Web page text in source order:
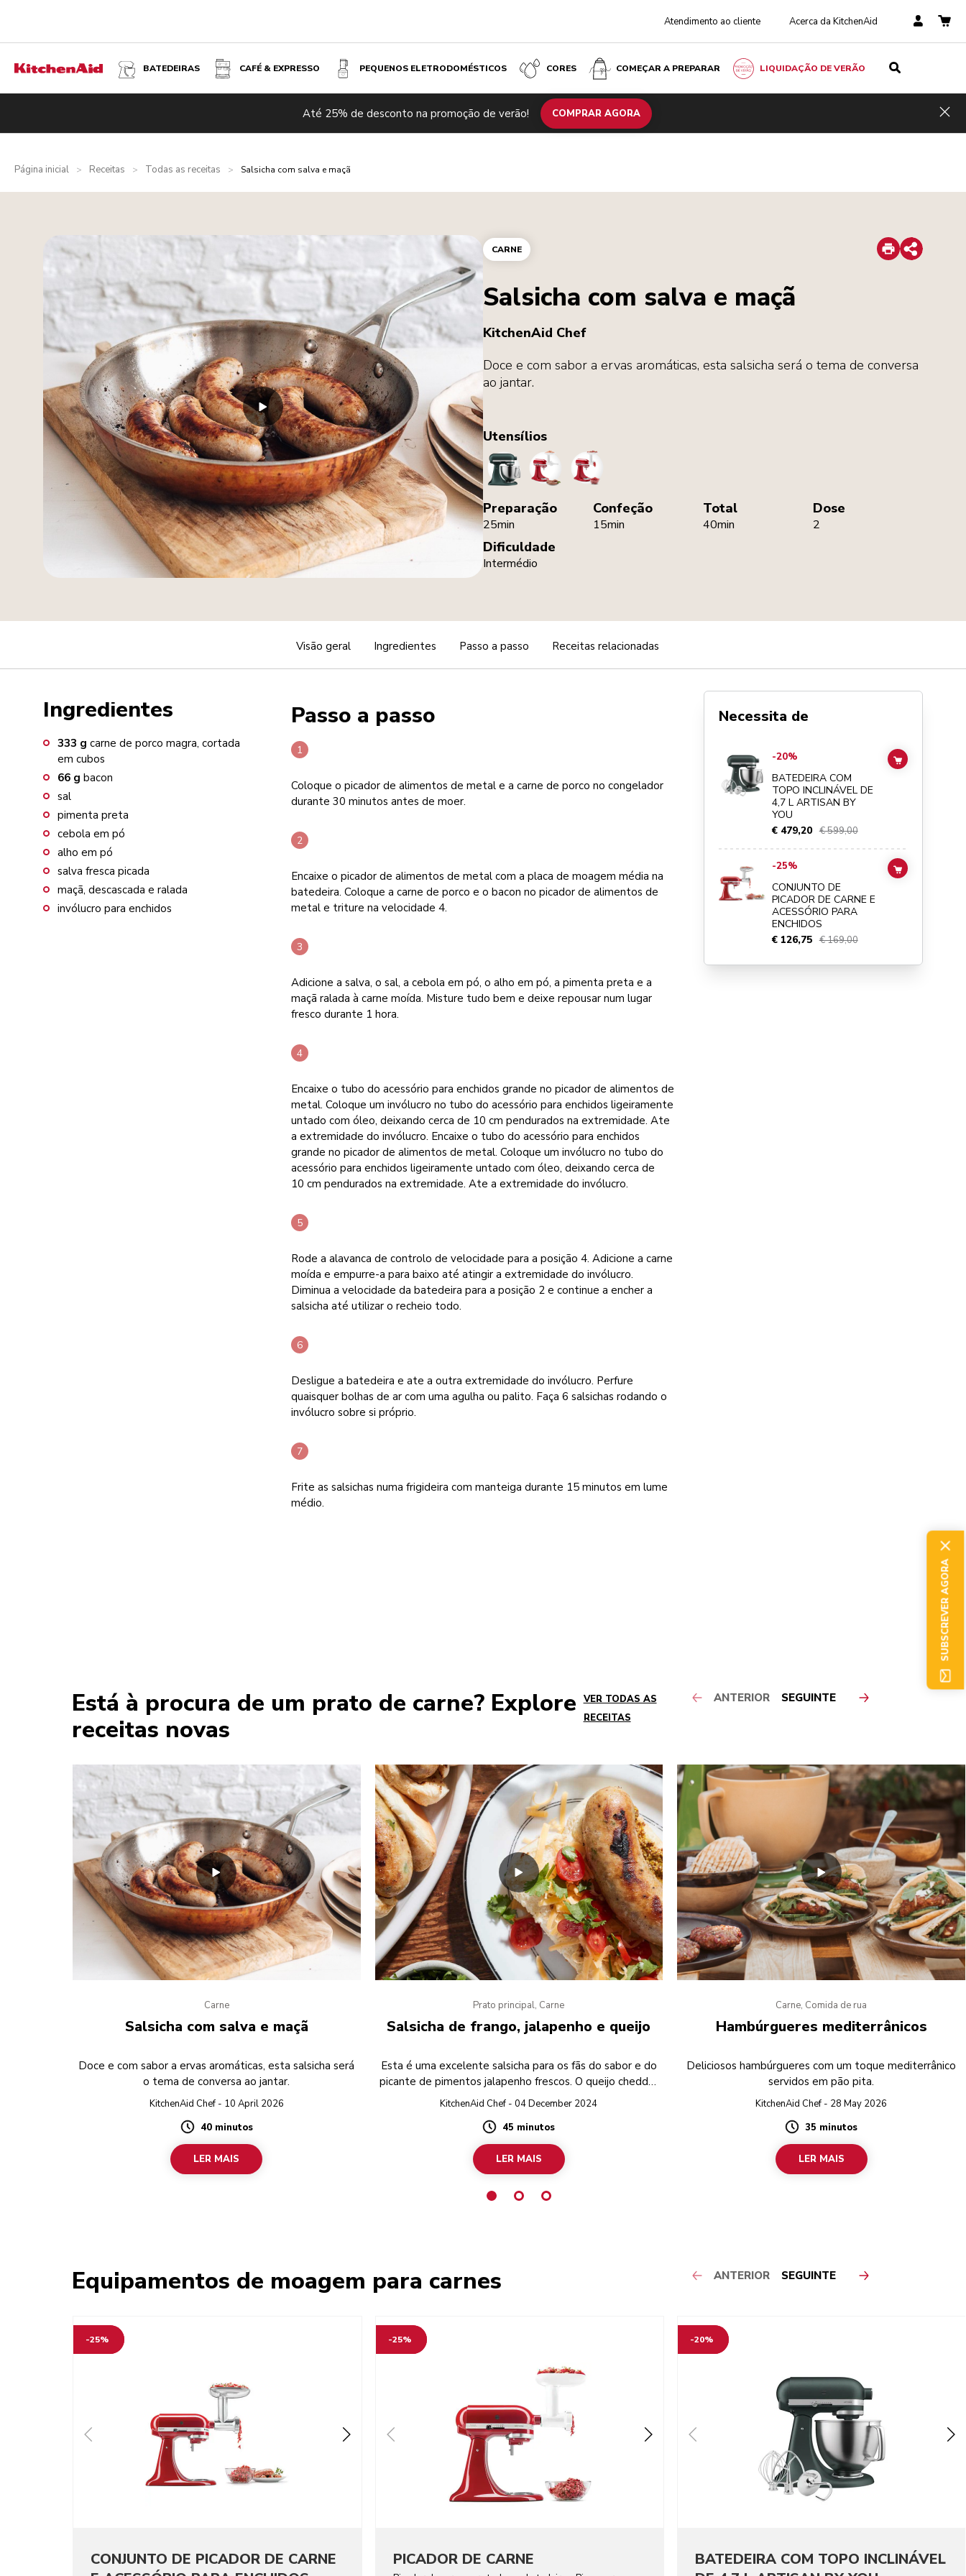
Atendimento ao cliente Acerca da KitchenAid
BATEDEIRAS CAFÉ & EXPRESSO PEQUENOS ELETRODOMÉSTICOS CORES COMEÇAR A PREPARAR LIQUIDAÇÃO DE VERÃO
Até 25% de desconto na promoção de verão! COMPRAR AGORA
Página inicial > Receitas > Todas as receitas > Salsicha com salva e maçã
CARNE Print
Share
Salsicha com salva e maçã
KitchenAid Chef
Doce e com sabor a ervas aromáticas, esta salsicha será o tema de conversa
ao jantar.
Utensílios
StandMixerSausageStufferMeatGrinder
Preparação
25min
Confeção
15min
Total
40min
Dose
2
Dificuldade
Intermédio
Visão geral Ingredientes Passo a passo Receitas relacionadas
Ingredientes
333 g carne de porco magra, cortada
em cubos
66 g bacon
sal
pimenta preta
cebola em pó
alho em pó
salva fresca picada
maçã, descascada e ralada
invólucro para enchidos
Passo a passo
Coloque o picador de alimentos de metal e a carne de porco no congelador
durante 30 minutos antes de moer.
Encaixe o picador de alimentos de metal com a placa de moagem média na
batedeira. Coloque a carne de porco e o bacon no picador de alimentos de
metal e triture na velocidade 4.
Adicione a salva, o sal, a cebola em pó, o alho em pó, a pimenta preta e a
maçã ralada à carne moída. Misture tudo bem e deixe repousar num lugar
fresco durante 1 hora.
Encaixe o tubo do acessório para enchidos grande no picador de alimentos de
metal. Coloque um invólucro no tubo do acessório para enchidos ligeiramente
untado com óleo, deixando cerca de 10 cm pendurados na extremidade. Ate
a extremidade do invólucro. Encaixe o tubo do acessório para enchidos
grande no picador de alimentos de metal. Coloque um invólucro no tubo do
acessório para enchidos ligeiramente untado com óleo, deixando cerca de
10 cm pendurados na extremidade. Ate a extremidade do invólucro.
Rode a alavanca de controlo de velocidade para a posição 4. Adicione a carne
moída e empurre-a para baixo até atingir a extremidade do invólucro.
Diminua a velocidade da batedeira para a posição 2 e continue a encher a
salsicha até utilizar o recheio todo.
Desligue a batedeira e ate a outra extremidade do invólucro. Perfure
quaisquer bolhas de ar com uma agulha ou palito. Faça 6 salsichas rodando o
invólucro sobre si próprio.
Frite as salsichas numa frigideira com manteiga durante 15 minutos em lume
médio.
Necessita de
Go toBATEDEIRA COM TOPO INCLINÁVEL DE 4,7 L
-20%
BATEDEIRA COM
TOPO INCLINÁVEL DE
4,7 L ARTISAN BY
YOU
€ 479,20 € 599,00
ADD TO CART
CONJUNTO DE PICADOR DE CARNE E
-25%
CONJUNTO DE
PICADOR DE CARNE E
ACESSÓRIO PARA
ENCHIDOS
€ 126,75 € 169,00
ADD TO CART
Está à procura de um prato de carne? Explore
receitas novas
VER TODAS AS
RECEITAS
ANTERIOR SEGUINTE
Carne
Salsicha com salva e maçã
Doce e com sabor a ervas aromáticas, esta salsicha será
o tema de conversa ao jantar.
KitchenAid Chef - 10 April 2026
Duration
40 minutos
LER MAIS
Prato principal, Carne
Salsicha de frango, jalapenho e queijo
Esta é uma excelente salsicha para os fãs do sabor e do
picante de pimentos jalapenho frescos. O queijo cheddar
confere um toque cremoso a esta receita, tornando-a
Sirva em pães torrados com mostarda de mel, tomates
secos frescos, coentros e mais queijo cheddar.
KitchenAid Chef - 04 December 2024
Duration
45 minutos
LER MAIS
Carne, Comida de rua
Hambúrgueres mediterrânicos
Deliciosos hambúrgueres com um toque mediterrânico
servidos em pão pita.
KitchenAid Chef - 28 May 2026
Duration
35 minutos
LER MAIS
Equipamentos de moagem para carnes ANTERIOR SEGUINTE
-25%
CONJUNTO DE PICADOR DE CARNE
-25%
PICADOR DE CARNE
-20%
BATEDEIRA COM TOPO INCLINÁVEL
SUBSCREVER AGORA